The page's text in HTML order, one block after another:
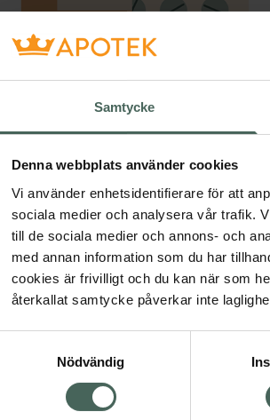
Samtycke
Denna webbplats använder cookies
Vi använder enhetsidentifierare för att
sociala medier och analysera vår trafik.
till de sociala medier och annons- och
med annan information som du har
cookies är frivilligt och du kan när som
återkallat samtycke påverkar inte
Nödvändig
bipacksedeln innan användning.
FASS